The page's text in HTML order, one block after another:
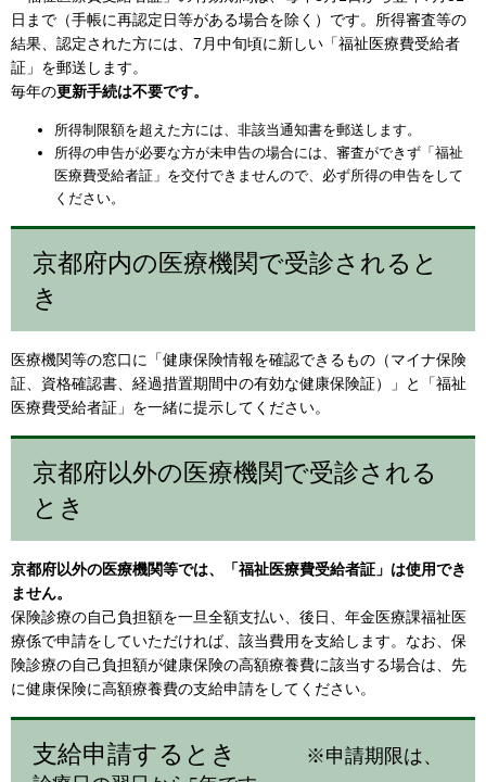
日まで（手帳に再認定日等がある場合を除く）です。所得審査等の
結果、認定された方には、7月中旬頃に新しい「福祉医療費受給者
証」を郵送します。
毎年の更新手続は不要です。
所得制限額を超えた方には、非該当通知書を郵送します。
所得の申告が必要な方が未申告の場合には、審査ができず「福祉
医療費受給者証」を交付できませんので、必ず所得の申告をして
ください。
京都府内の医療機関で受診されると
き
医療機関等の窓口に「健康保険情報を確認できるもの（マイナ保険
証、資格確認書、経過措置期間中の有効な健康保険証）」と「福祉
医療費受給者証」を一緒に提示してください。
京都府以外の医療機関で受診される
とき
京都府以外の医療機関等では、「福祉医療費受給者証」は使用でき
ません。
保険診療の自己負担額を一旦全額支払い、後日、年金医療課福祉医
療係で申請をしていただければ、該当費用を支給します。なお、保
険診療の自己負担額が健康保険の高額療養費に該当する場合は、先
に健康保険に高額療養費の支給申請をしてください。
支給申請するとき
※申請期限は、